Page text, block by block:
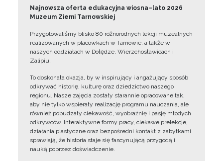
Najnowsza oferta edukacyjna wiosna–lato 2026
Muzeum Ziemi Tarnowskiej
Przygotowaliśmy blisko 80 różnorodnych lekcji muzealnych
realizowanych w placówkach w Tarnowie, a także w
naszych oddziałach w Dołędze, Wierzchosławicach i
Zalipiu.
To doskonała okazja, by w inspirujący i angażujący sposób
odkrywać historię, kulturę oraz dziedzictwo naszego
regionu. Nasze zajęcia zostały starannie opracowane tak,
aby nie tylko wspierały realizację programu nauczania, ale
również pobudzały ciekawość, wyobraźnię i pasję młodych
odkrywców. Interaktywne formy pracy, ciekawe prelekcje,
działania plastyczne oraz bezpośredni kontakt z zabytkami
sprawiają, że historia staje się fascynującą przygodą i
nauką poprzez doświadczenie.